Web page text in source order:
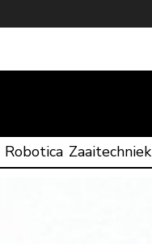
Robotica Zaaitechniek